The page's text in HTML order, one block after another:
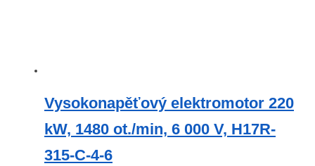
Vysokonapěťový elektromotor 220
kW, 1480 ot./min, 6 000 V, H17R-
315-C-4-6